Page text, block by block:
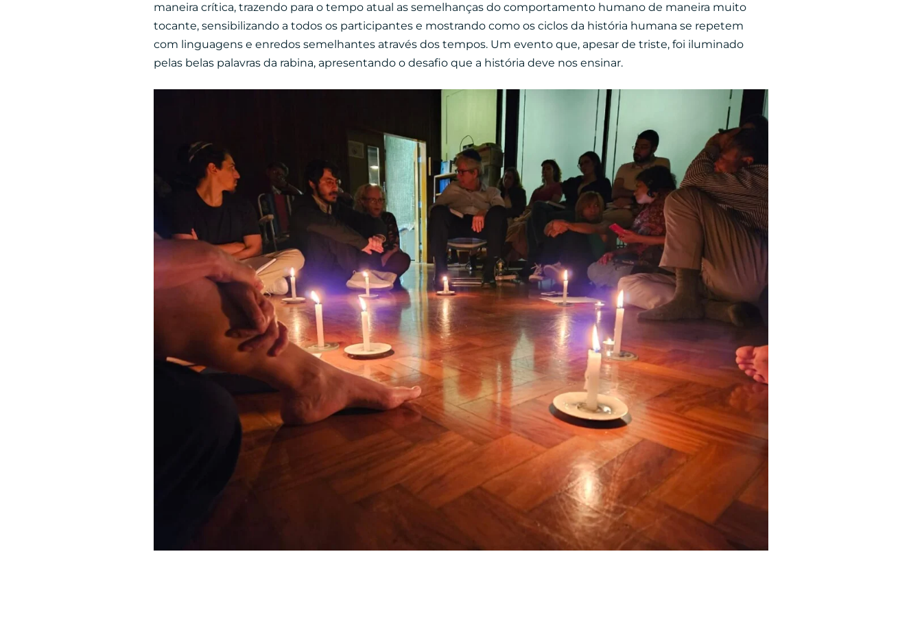
maneira crítica, trazendo para o tempo atual as semelhanças do comportamento humano de maneira muito
tocante, sensibilizando a todos os participantes e mostrando como os ciclos da história humana se repetem
com linguagens e enredos semelhantes através dos tempos. Um evento que, apesar de triste, foi iluminado
pelas belas palavras da rabina, apresentando o desafio que a história deve nos ensinar.